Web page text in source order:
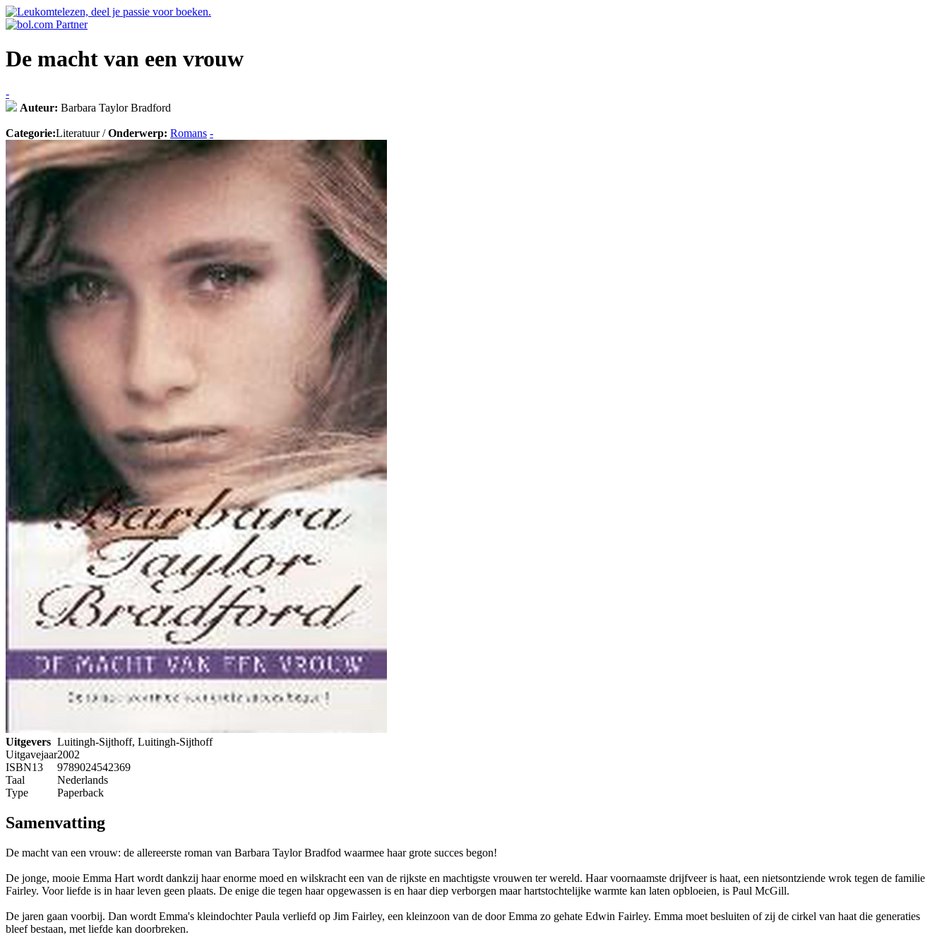
De macht van een vrouw
-
Auteur: Barbara Taylor Bradford
Categorie:Literatuur /Onderwerp: Romans -
Uitgevers Luitingh-Sijthoff, Luitingh-Sijthoff
Uitgavejaar2002
ISBN13
9789024542369
Taal
Nederlands
Type
Paperback
Samenvatting
De macht van een vrouw: de allereerste roman van Barbara Taylor Bradfod waarmee haar grote succes begon!
De jonge, mooie Emma Hart wordt dankzij haar enorme moed en wilskracht een van de rijkste en machtigste vrouwen ter wereld. Haar voornaamste drijfveer is haat, een nietsontziende wrok tegen de familie
Fairley. Voor liefde is in haar leven geen plaats. De enige die tegen haar opgewassen is en haar diep verborgen maar hartstochtelijke warmte kan laten opbloeien, is Paul McGill.
De jaren gaan voorbij. Dan wordt Emma's kleindochter Paula verliefd op Jim Fairley, een kleinzoon van de door Emma zo gehate Edwin Fairley. Emma moet besluiten of zij de cirkel van haat die generaties
bleef bestaan, met liefde kan doorbreken.